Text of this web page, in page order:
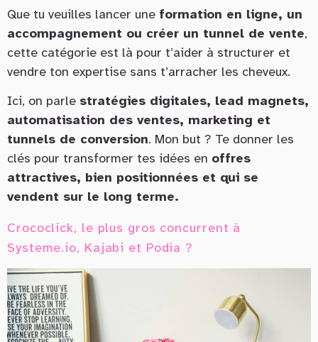
Que tu veuilles lancer une formation en ligne, un
accompagnement ou créer un tunnel de vente,
cette catégorie est là pour t’aider à structurer et
vendre ton expertise sans t’arracher les cheveux.
Ici, on parle stratégies digitales, lead magnets,
automatisation des ventes, marketing et
tunnels de conversion. Mon but ? Te donner les
clés pour transformer tes idées en offres
attractives, bien positionnées et qui se
vendent sur le long terme.
Crococlick, le plus gros concurrent à
Systeme.io, Kajabi et Podia ?